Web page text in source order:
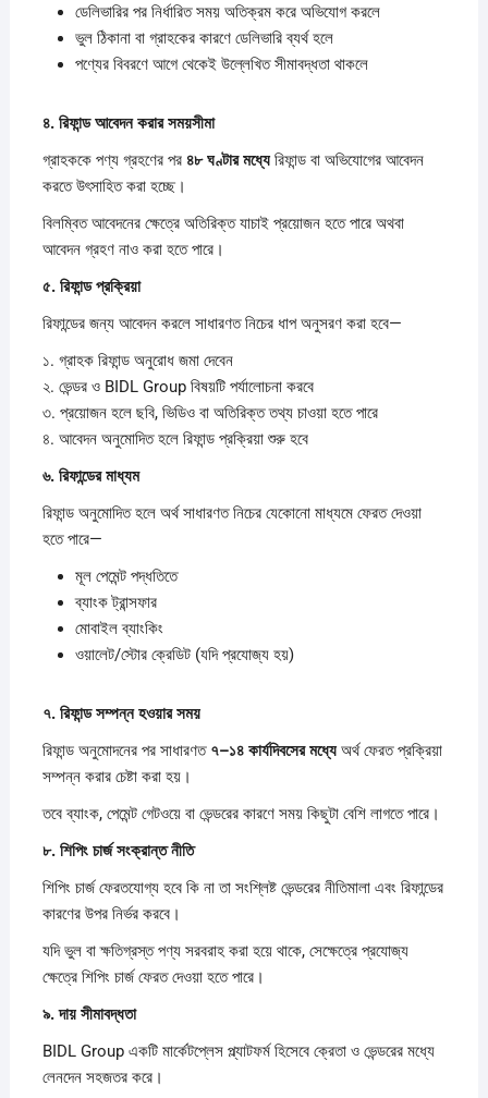
ডেলিভারির পর নির্ধারিত সময় অতিক্রম করে অভিযোগ করলে
ভুল ঠিকানা বা গ্রাহকের কারণে ডেলিভারি ব্যর্থ হলে
পণ্যের বিবরণে আগে থেকেই উল্লেখিত সীমাবদ্ধতা থাকলে
৪. রিফান্ডআবেদনকরারসময়সীমা
গ্রাহককে পণ্য গ্রহণের পর ৪৮ঘণ্টারমধ্যেরিফান্ড বা অভিযোগের আবেদন
করতে উৎসাহিত করা হচ্ছে।
বিলম্বিত আবেদনের ক্ষেত্রে অতিরিক্ত যাচাই প্রয়োজন হতে পারে অথবা
আবেদন গ্রহণ নাও করা হতে পারে।
৫. রিফান্ডপ্রক্রিয়া
রিফান্ডের জন্য আবেদন করলে সাধারণত নিচের ধাপ অনুসরণ করা হবে—
১. গ্রাহক রিফান্ড অনুরোধ জমা দেবেন
২. ভেন্ডর ও BIDL Group বিষয়টি পর্যালোচনা করবে
৩. প্রয়োজন হলে ছবি, ভিডিও বা অতিরিক্ত তথ্য চাওয়া হতে পারে
৪. আবেদন অনুমোদিত হলে রিফান্ড প্রক্রিয়া শুরু হবে
৬. রিফান্ডেরমাধ্যম
রিফান্ড অনুমোদিত হলে অর্থ সাধারণত নিচের যেকোনো মাধ্যমে ফেরত দেওয়া
হতে পারে—
মূল পেমেন্ট পদ্ধতিতে
ব্যাংক ট্রান্সফার
মোবাইল ব্যাংকিং
ওয়ালেট/স্টোর ক্রেডিট (যদি প্রযোজ্য হয়)
৭. রিফান্ডসম্পন্নহওয়ারসময়
রিফান্ড অনুমোদনের পর সাধারণত ৭–১৪ কার্যদিবসেরমধ্যেঅর্থ ফেরত প্রক্রিয়া
সম্পন্ন করার চেষ্টা করা হয়।
তবে ব্যাংক, পেমেন্ট গেটওয়ে বা ভেন্ডরের কারণে সময় কিছুটা বেশি লাগতে পারে।
৮. শিপিং চার্জসংক্রান্তনীতি
শিপিং চার্জ ফেরতযোগ্য হবে কি না তা সংশ্লিষ্ট ভেন্ডরের নীতিমালা এবং রিফান্ডের
কারণের উপর নির্ভর করবে।
যদি ভুল বা ক্ষতিগ্রস্ত পণ্য সরবরাহ করা হয়ে থাকে, সেক্ষেত্রে প্রযোজ্য
ক্ষেত্রে শিপিং চার্জ ফেরত দেওয়া হতে পারে।
৯.দায়সীমাবদ্ধতা
BIDL Group একটি মার্কেটপ্লেস প্ল্যাটফর্ম হিসেবে ক্রেতা ও ভেন্ডরের মধ্যে
লেনদেন সহজতর করে।